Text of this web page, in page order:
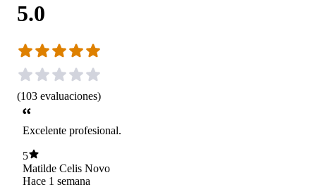
5.0
(103 evaluaciones)
Excelente profesional.
5
Matilde Celis Novo
Hace 1 semana